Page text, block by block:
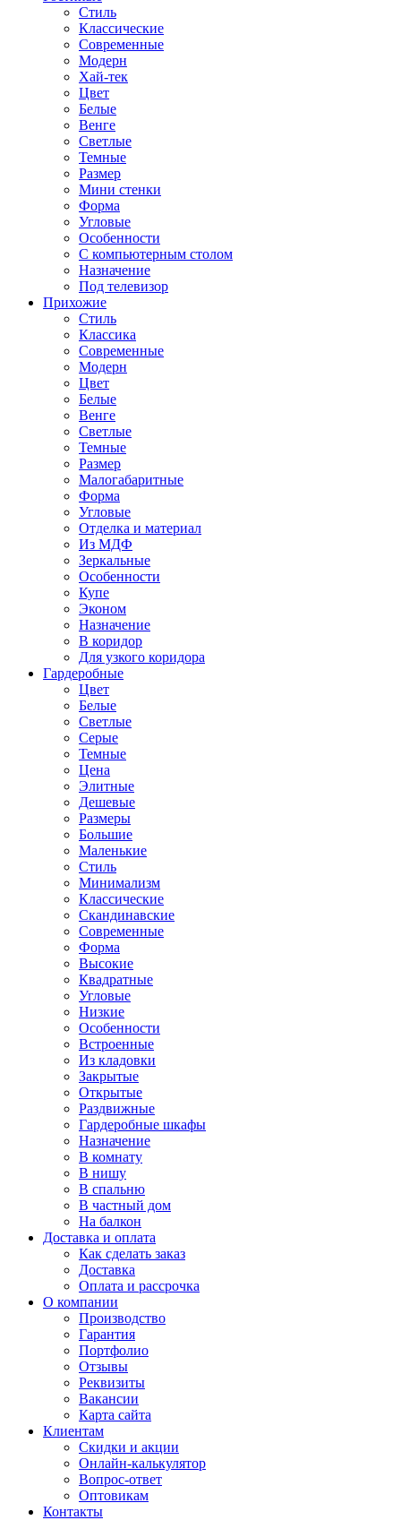
Стиль
Классические
Современные
Модерн
Хай-тек
Цвет
Белые
Венге
Светлые
Темные
Размер
Мини стенки
Форма
Угловые
Особенности
С компьютерным столом
Назначение
Под телевизор
Прихожие
Стиль
Классика
Современные
Модерн
Цвет
Белые
Венге
Светлые
Темные
Размер
Малогабаритные
Форма
Угловые
Отделка и материал
Из МДФ
Зеркальные
Особенности
Купе
Эконом
Назначение
В коридор
Для узкого коридора
Гардеробные
Цвет
Белые
Светлые
Серые
Темные
Цена
Элитные
Дешевые
Размеры
Большие
Маленькие
Стиль
Минимализм
Классические
Скандинавские
Современные
Форма
Высокие
Квадратные
Угловые
Низкие
Особенности
Встроенные
Из кладовки
Закрытые
Открытые
Раздвижные
Гардеробные шкафы
Назначение
В комнату
В нишу
В спальню
В частный дом
На балкон
Доставка и оплата
Как сделать заказ
Доставка
Оплата и рассрочка
О компании
Производство
Гарантия
Портфолио
Отзывы
Реквизиты
Вакансии
Карта сайта
Клиентам
Скидки и акции
Онлайн-калькулятор
Вопрос-ответ
Оптовикам
Контакты